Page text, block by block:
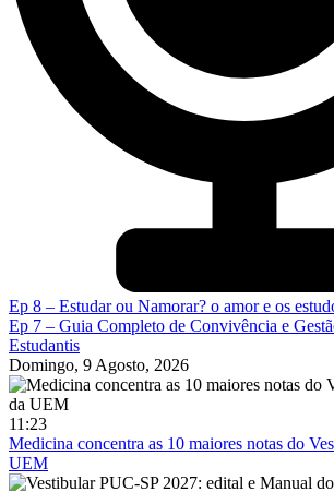
Ep 8 – Estudar ou Namorar? o amor e os
Ep 7 – Guia Completo de Convivência e
Estudantis
Domingo, 9 Agosto, 2026
11:23
Medicina concentra as 10 maiores notas do
UEM